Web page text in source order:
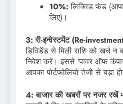
10%: लिक्विड फंड
लिए)।
3: री-इन्वेस्टमेंट (Re-
डिविडेंड से मिली राशि को खर्च
निवेश करें। इससे ‘पावर ऑफ
आपका पोर्टफोलियो तेजी से बड़ा
4: बाजार की खबरों पर नजर रखें